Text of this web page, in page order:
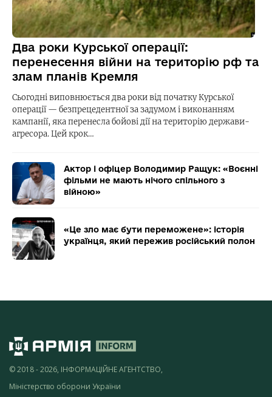
Два роки Курської операції:
перенесення війни на територію рф та
злам планів Кремля
Сьогодні виповнюється два роки від початку Курської
операції — безпрецедентної за задумом і виконанням
кампанії, яка перенесла бойові дії на територію держави-
агресора. Цей крок…
Актор і офіцер Володимир Ращук: «Воєнні
фільми не мають нічого спільного з
війною»
«Це зло має бути переможене»: історія
українця, який пережив російський полон
© 2018 - 2026, ІНФОРМАЦІЙНЕ АГЕНТСТВО,
Міністерство оборони України